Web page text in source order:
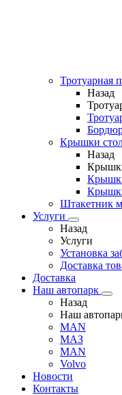
Тротуарная
Назад
Крышки
Назад
Штакетник
Услуги
Назад
Услуги
Установка
Доставка
Доставка
Наш автопарк
Назад
Наш
MAN
МАЗ
MAN
Volvo
Новости
Контакты